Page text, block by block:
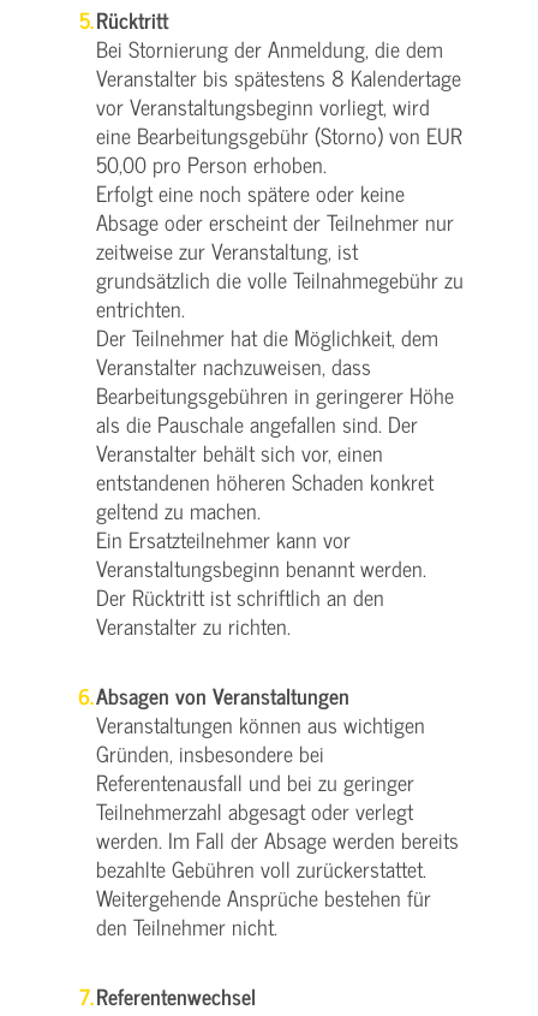
Rücktritt
Bei Stornierung der Anmeldung, die dem
Veranstalter bis spätestens 8 Kalendertage
vor Veranstaltungsbeginn vorliegt, wird
eine Bearbeitungsgebühr (Storno) von EUR
50,00 pro Person erhoben.
Erfolgt eine noch spätere oder keine
Absage oder erscheint der Teilnehmer nur
zeitweise zur Veranstaltung, ist
grundsätzlich die volle Teilnahmegebühr zu
entrichten.
Der Teilnehmer hat die Möglichkeit, dem
Veranstalter nachzuweisen, dass
Bearbeitungsgebühren in geringerer Höhe
als die Pauschale angefallen sind. Der
Veranstalter behält sich vor, einen
entstandenen höheren Schaden konkret
geltend zu machen.
Ein Ersatzteilnehmer kann vor
Veranstaltungsbeginn benannt werden.
Der Rücktritt ist schriftlich an den
Veranstalter zu richten.
Absagen von Veranstaltungen
Veranstaltungen können aus wichtigen
Gründen, insbesondere bei
Referentenausfall und bei zu geringer
Teilnehmerzahl abgesagt oder verlegt
werden. Im Fall der Absage werden bereits
bezahlte Gebühren voll zurückerstattet.
Weitergehende Ansprüche bestehen für
den Teilnehmer nicht.
Referentenwechsel